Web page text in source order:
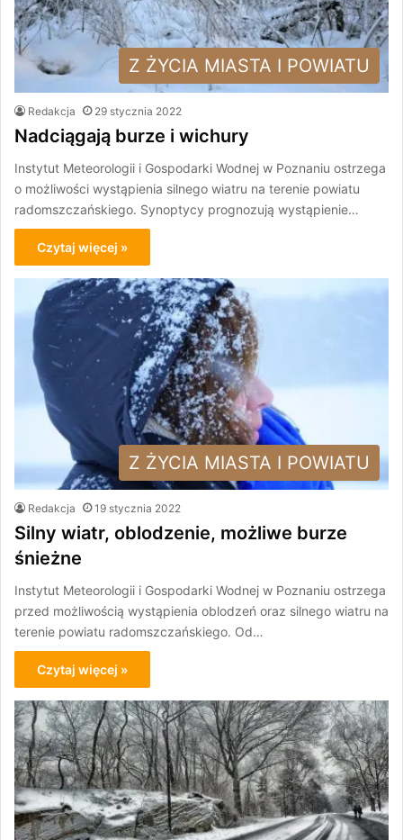
Z ŻYCIA MIASTA I POWIATU
Redakcja 29 stycznia 2022
Nadciągają burze i wichury
Instytut Meteorologii i Gospodarki Wodnej w Poznaniu ostrzega
o możliwości wystąpienia silnego wiatru na terenie powiatu
radomszczańskiego. Synoptycy prognozują wystąpienie…
Czytaj więcej »
Z ŻYCIA MIASTA I POWIATU
Redakcja 19 stycznia 2022
Silny wiatr, oblodzenie, możliwe burze
śnieżne
Instytut Meteorologii i Gospodarki Wodnej w Poznaniu ostrzega
przed możliwością wystąpienia oblodzeń oraz silnego wiatru na
terenie powiatu radomszczańskiego. Od…
Czytaj więcej »